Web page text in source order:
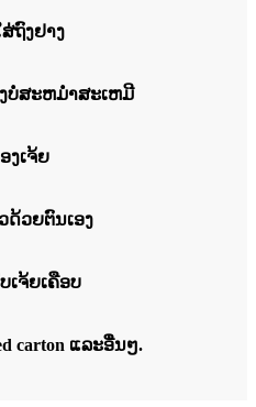
ຖົງຢາງ
ບໍ່ສະຫມໍ່າສະເຫມີ
ງເຈ້ຍ
ດ້ວຍຕົນເອງ
ເຈ້ຍເຄືອບ
carton ແລະອື່ນໆ.